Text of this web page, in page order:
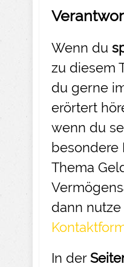
Wenn du
zu diesem
du gerne
erörtert
wenn du
besondere
Thema
dann
In der